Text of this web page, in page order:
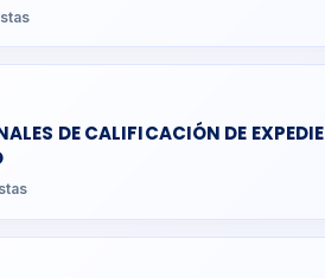
DE CALIFICACIÓN DE